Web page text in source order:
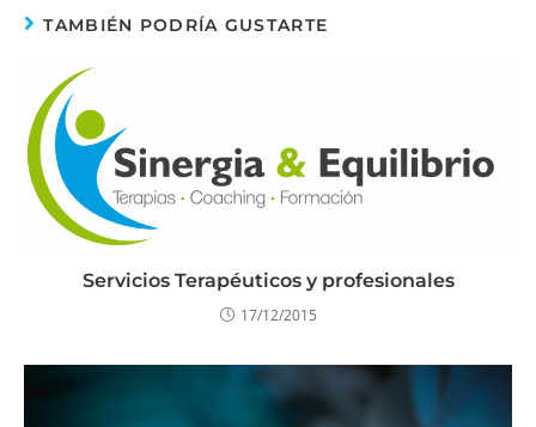
TAMBIÉN PODRÍA GUSTARTE
Servicios Terapéuticos y profesionales
17/12/2015